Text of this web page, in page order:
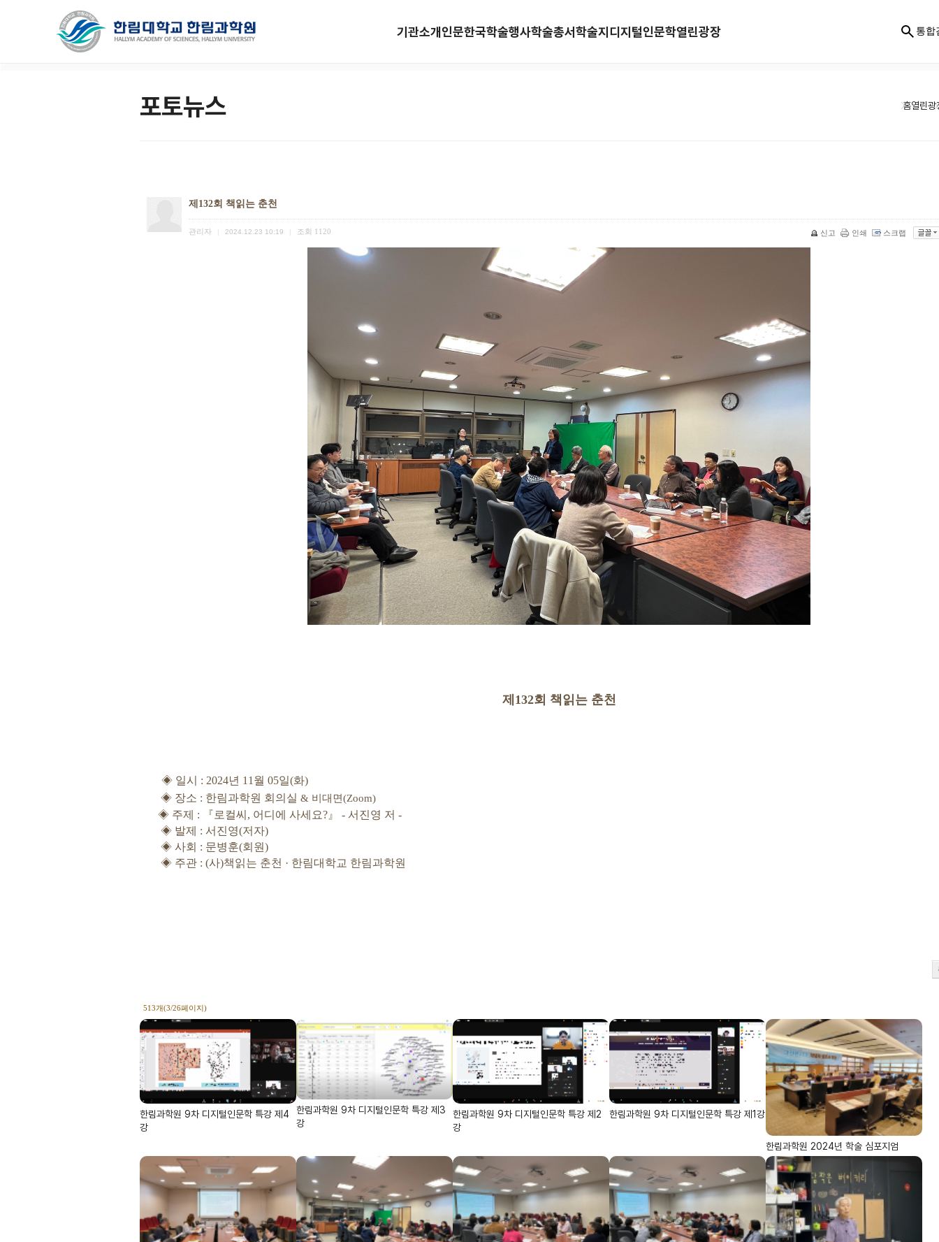
기관소개인문한국학술행사학술총서학술지디지털인문학열린광장 통합
포토뉴스 홈열린광
제132회 책읽는 춘천
관리자 2024.12.23 10:19 조회 1120 신고 인쇄 스크랩
제 132회 책읽는 춘천
◈ 일시 : 2024년 11월 05일(화)
◈ 장소 : 한림과학원 회의실 & 비대면(Zoom)
◈ 주제 : 『로컬씨, 어디에 사세요?』 - 서진영 저 -
◈ 발제 : 서진영(저자)
◈ 사회 : 문병훈(회원)
◈ 주관 : (사)책읽는 춘천 · 한림대학교 한림과학원
513개(3/26페이지)
한림과학원 9차 디지털인문학 특강 제4
강
한림과학원 9차 디지털인문학 특강 제3
강
한림과학원 9차 디지털인문학 특강 제2
강
한림과학원 9차 디지털인문학 특강 제1강
한림과학원 2024년 학술 심포지엄